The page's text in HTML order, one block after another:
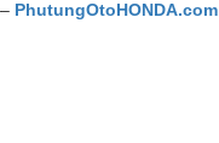
PhutungOtoHONDA.com